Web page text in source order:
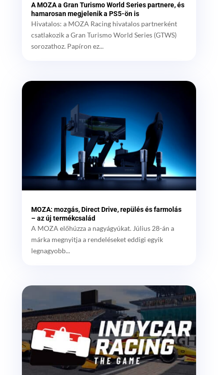
A MOZA a Gran Turismo World Series partnere, és
hamarosan megjelenik a PS5-ön is
Hivatalos: a MOZA Racing hivatalos partnerként
csatlakozik a Gran Turismo World Series (GTWS)
sorozathoz. Papíron ez...
MOZA: mozgás, Direct Drive, repülés és farmolás
– az új termékcsalád
A MOZA előhúzza a nagyágyúkat. Július 28-án a
márka megnyitja a rendeléseket eddigi egyik
legnagyobb...